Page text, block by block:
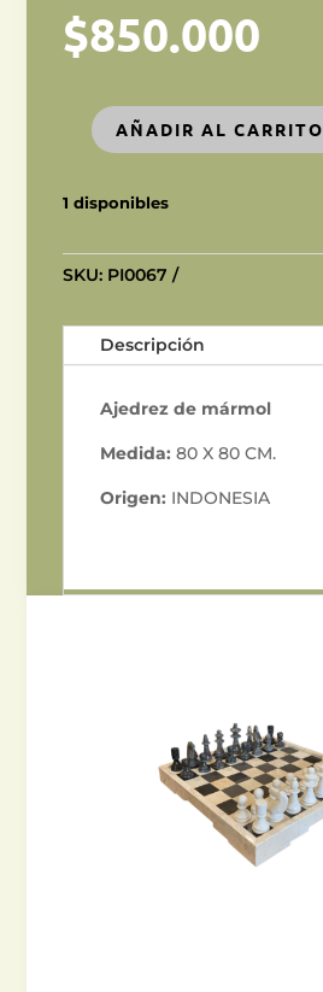
$850.000
AJEDREZ
cantidad
AÑADIR AL CARRITO
1 disponibles
SKU: PI0067
Descripción
Ajedrez de mármol
Medida: 80 X 80 CM.
Origen: INDONESIA